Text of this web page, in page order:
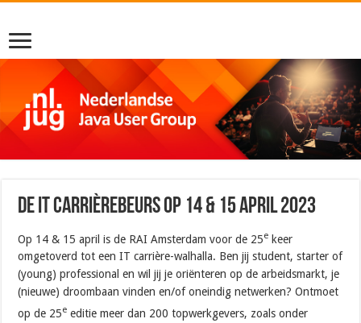
De IT Carrièrebeurs op 14 & 15 april 2023
Op 14 & 15 april is de RAI Amsterdam voor de 25e keer
omgetoverd tot een IT carrière-walhalla. Ben jij student, starter of
(young) professional en wil jij je oriënteren op de arbeidsmarkt, je
(nieuwe) droombaan vinden en/of oneindig netwerken? Ontmoet
op de 25e editie meer dan 200 topwerkgevers, zoals onder